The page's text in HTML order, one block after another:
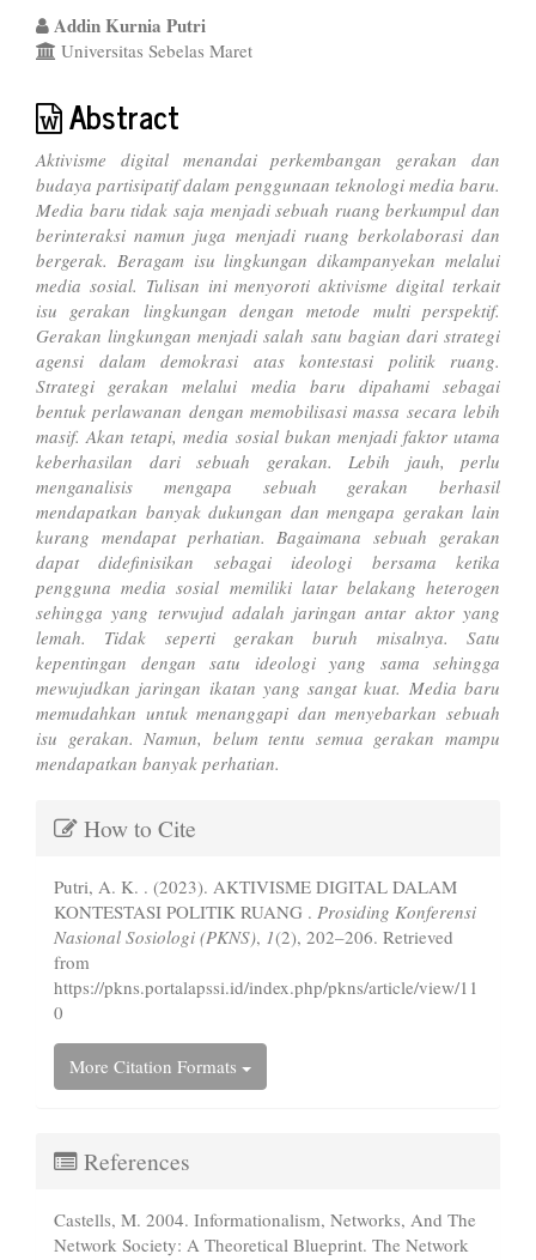
Main
Article
Content
Addin Kurnia Putri
Universitas Sebelas Maret
Abstract
Aktivisme digital menandai perkembangan gerakan dan
budaya partisipatif dalam penggunaan teknologi media baru.
Media baru tidak saja menjadi sebuah ruang berkumpul dan
berinteraksi namun juga menjadi ruang berkolaborasi dan
bergerak. Beragam isu lingkungan dikampanyekan melalui
media sosial. Tulisan ini menyoroti aktivisme digital terkait
isu gerakan lingkungan dengan metode multi perspektif.
Gerakan lingkungan menjadi salah satu bagian dari strategi
agensi dalam demokrasi atas kontestasi politik ruang.
Strategi gerakan melalui media baru dipahami sebagai
bentuk perlawanan dengan memobilisasi massa secara lebih
masif. Akan tetapi, media sosial bukan menjadi faktor utama
keberhasilan dari sebuah gerakan. Lebih jauh, perlu
menganalisis mengapa sebuah gerakan berhasil
mendapatkan banyak dukungan dan mengapa gerakan lain
kurang mendapat perhatian. Bagaimana sebuah gerakan
dapat didefinisikan sebagai ideologi bersama ketika
pengguna media sosial memiliki latar belakang heterogen
sehingga yang terwujud adalah jaringan antar aktor yang
lemah. Tidak seperti gerakan buruh misalnya. Satu
kepentingan dengan satu ideologi yang sama sehingga
mewujudkan jaringan ikatan yang sangat kuat. Media baru
memudahkan untuk menanggapi dan menyebarkan sebuah
isu gerakan. Namun, belum tentu semua gerakan mampu
mendapatkan banyak perhatian.
Article
How to Cite
Putri, A. K. . (2023). AKTIVISME DIGITAL DALAM
KONTESTASI POLITIK RUANG . Prosiding Konferensi
Nasional Sosiologi (PKNS), 1(2), 202–206. Retrieved
from
https://pkns.portalapssi.id/index.php/pkns/article/view/11
0
More Citation Formats
References
Castells, M. 2004. Informationalism, Networks, And The
Network Society: A Theoretical Blueprint. The Network